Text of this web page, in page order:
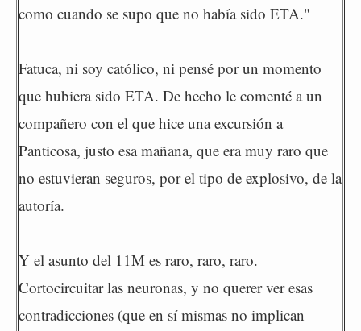
como cuando se supo que no había sido ETA."
Fatuca, ni soy católico, ni pensé por un momento
que hubiera sido ETA. De hecho le comenté a un
compañero con el que hice una excursión a
Panticosa, justo esa mañana, que era muy raro que
no estuvieran seguros, por el tipo de explosivo, de la
autoría.
Y el asunto del 11M es raro, raro, raro.
Cortocircuitar las neuronas, y no querer ver esas
contradicciones (que en sí mismas no implican